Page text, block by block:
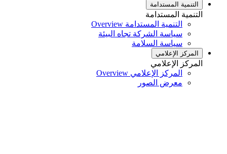
التنمية المستدامة
التنمية المستدامة
التنمية المستدامة Overview
سياسة الشركة تجاه البيئة
سياسة السلامة
المركز الإعلامي
المركز الإعلامي
المركز الإعلامي Overview
معرض الصور